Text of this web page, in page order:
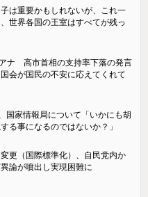
は重要かもしれないが、これ一
世界各国の王室はすべてが残っ
アナ 高市首相の支持率下落の発言
会が国民の不安に応えてくれて
国家情報局について「いかにも胡
る事になるのではないか？」
更（国際標準化）、自民党内か
論が噴出し実現困難に